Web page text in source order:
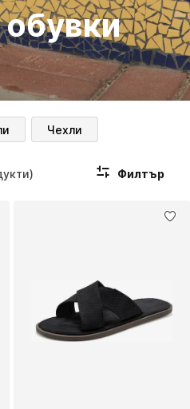
Чехли
Филтър